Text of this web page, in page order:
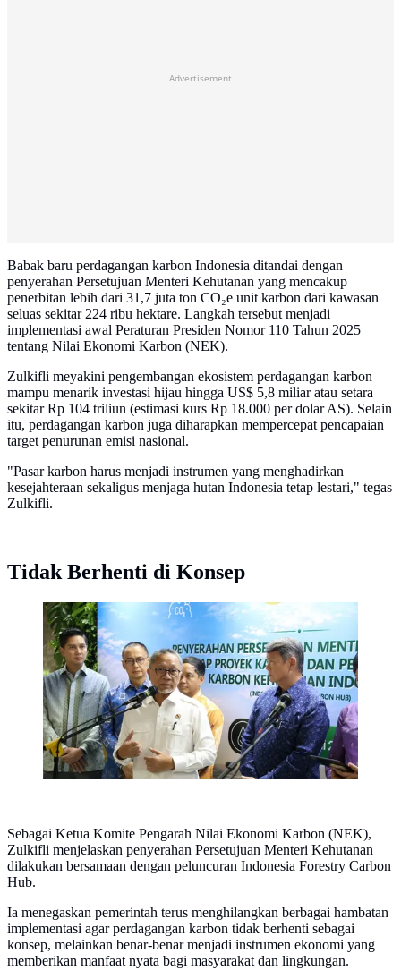
Advertisement
Babak baru perdagangan karbon Indonesia ditandai dengan
penyerahan Persetujuan Menteri Kehutanan yang mencakup
penerbitan lebih dari 31,7 juta ton CO₂e unit karbon dari kawasan
seluas sekitar 224 ribu hektare. Langkah tersebut menjadi
implementasi awal Peraturan Presiden Nomor 110 Tahun 2025
tentang Nilai Ekonomi Karbon (NEK).
Zulkifli meyakini pengembangan ekosistem perdagangan karbon
mampu menarik investasi hijau hingga US$ 5,8 miliar atau setara
sekitar Rp 104 triliun (estimasi kurs Rp 18.000 per dolar AS). Selain
itu, perdagangan karbon juga diharapkan mempercepat pencapaian
target penurunan emisi nasional.
"Pasar karbon harus menjadi instrumen yang menghadirkan
kesejahteraan sekaligus menjaga hutan Indonesia tetap lestari," tegas
Zulkifli.
Tidak Berhenti di Konsep
Menteri Koordinator Bidang Pangan, Zulkifli Hasan,
(Dok Kemenko Pangan)
Sebagai Ketua Komite Pengarah Nilai Ekonomi Karbon (NEK),
Zulkifli menjelaskan penyerahan Persetujuan Menteri Kehutanan
dilakukan bersamaan dengan peluncuran Indonesia Forestry Carbon
Hub.
Ia menegaskan pemerintah terus menghilangkan berbagai hambatan
implementasi agar perdagangan karbon tidak berhenti sebagai
konsep, melainkan benar-benar menjadi instrumen ekonomi yang
memberikan manfaat nyata bagi masyarakat dan lingkungan.